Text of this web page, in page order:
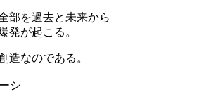
部を過去と未来から
発が起こる。
造なのである。
シ